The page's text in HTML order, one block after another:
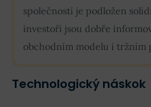
společnosti je podložen
investoři jsou dobře
obchodním modelu i tržním
Technologický náskok